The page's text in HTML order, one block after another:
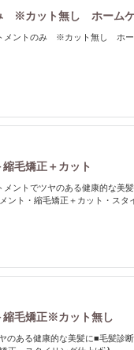
※カット無し ホーム
メントのみ ※カット無し ホー
毛矯正＋カット
メントでツヤのある健康的な美
ント・縮毛矯正＋カット・スタ
毛矯正※カット無し
のある健康的な美髪に■毛髪診